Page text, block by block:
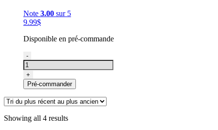
Note 3.00 sur 5
9.99$
Disponible en pré-commande
quantité
de
Sifflet
silencieux
professionnel
pour
chien
et
chat,
-
+
Pré-commander
Showing all 4 results